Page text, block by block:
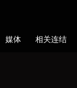
媒体 相关连结